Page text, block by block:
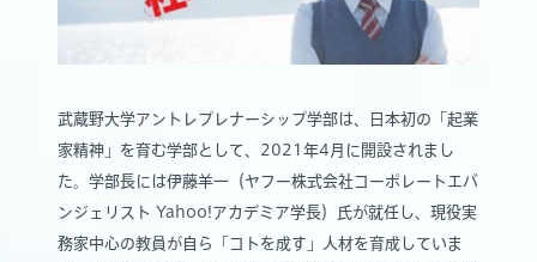
武蔵野大学アントレプレナーシップ学部は、日本初の「起業
家精神」を育む学部として、2021年4月に開設されまし
た。学部長には伊藤羊一（ヤフー株式会社コーポレートエバ
ンジェリスト Yahoo!アカデミア学長）氏が就任し、現役実
務家中心の教員が自ら「コトを成す」人材を育成していま